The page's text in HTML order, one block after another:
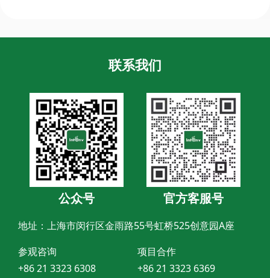
联系我们
公众号 官方客服号
地址：上海市闵行区金雨路55号虹桥525创意园A座
参观咨询
+86 21 3323 6308
项目合作
+86 21 3323 6369